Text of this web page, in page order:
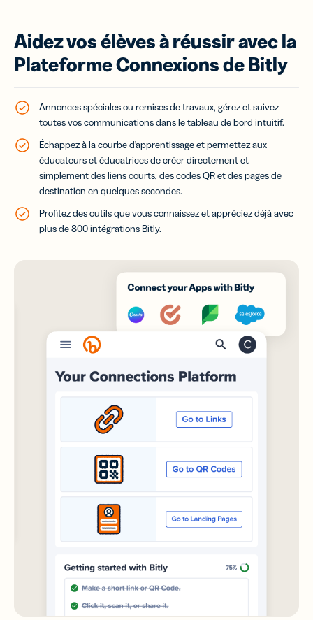
Aidez vos élèves à réussir avec la
Plateforme Connexions de Bitly
Annonces spéciales ou remises de travaux, gérez et suivez
toutes vos communications dans le tableau de bord intuitif.
Échappez à la courbe d’apprentissage et permettez aux
éducateurs et éducatrices de créer directement et
simplement des liens courts, des codes QR et des pages de
destination en quelques secondes.
Profitez des outils que vous connaissez et appréciez déjà avec
plus de 800 intégrations Bitly.